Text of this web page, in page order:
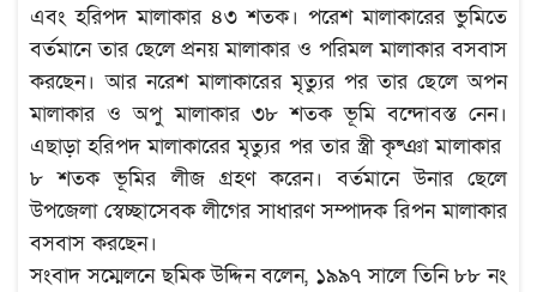
এবং হরিপদ মালাকার ৪৩ শতক। পরেশ মালাকারের ভুমিতে
বর্তমানে তার ছেলে প্রনয় মালাকার ও পরিমল মালাকার বসবাস
করছেন। আর নরেশ মালাকারের মৃত্যুর পর তার ছেলে অপন
মালাকার ও অপু মালাকার ৩৮ শতক ভূমি বন্দোবস্ত নেন।
এছাড়া হরিপদ মালাকারের মৃত্যুর পর তার স্ত্রী কৃষ্ঞা মালাকার
৮ শতক ভূমির লীজ গ্রহণ করেন। বর্তমানে উনার ছেলে
উপজেলা স্বেচ্ছাসেবক লীগের সাধারণ সম্পাদক রিপন মালাকার
বসবাস করছেন।
সংবাদ সম্মেলনে ছমিক উদ্দিন বলেন, ১৯৯৭ সালে তিনি ৮৮ নং